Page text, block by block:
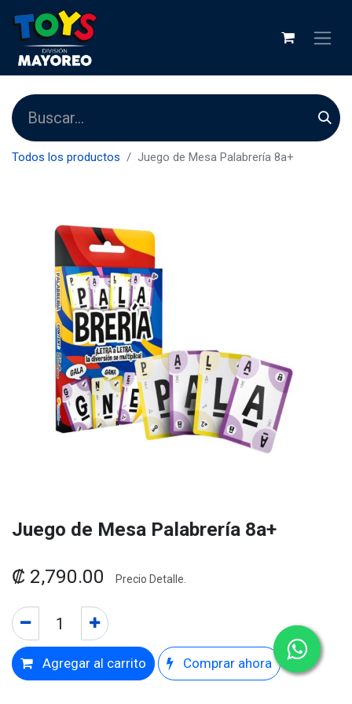
Todos los productos Juego de Mesa Palabrería 8a+
Juego de Mesa Palabrería 8a+
₡ 2,790.00 Precio Detalle.
Agregar al carrito Comprar ahora